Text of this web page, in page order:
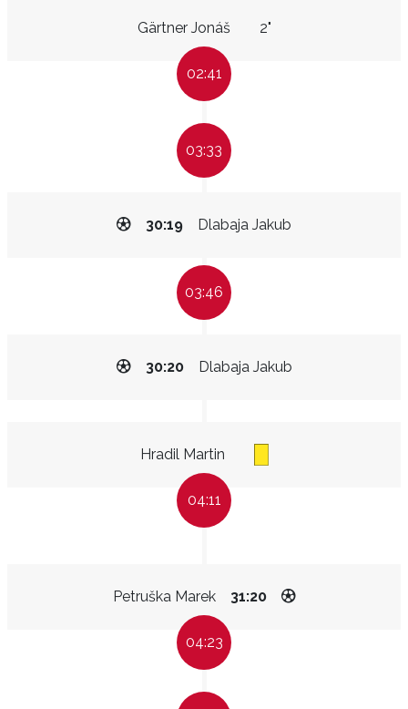
Gärtner Jonáš 2"
02:41
03:33
Dlabaja Jakub
30:19
03:46
Dlabaja Jakub
30:20
Hradil Martin
04:11
Petruška Marek 31:20
04:23